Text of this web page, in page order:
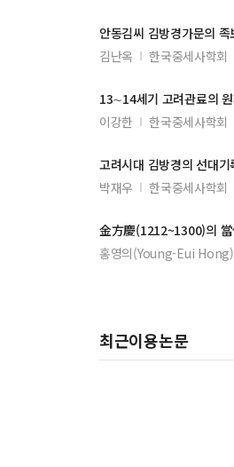
안동김씨 김방경가문의
김난옥 한국중세사학회
13∼14세기 고려관료의
이강한 한국중세사학회
고려시대 김방경의 선대
박재우 한국중세사학회
金方慶(1212~1300)의
홍영의(Young-Eui Hong)
최근이용논문